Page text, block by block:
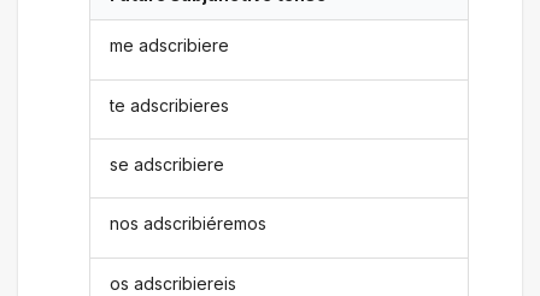
me adscribiere
te adscribieres
se adscribiere
nos adscribiéremos
os adscribiereis